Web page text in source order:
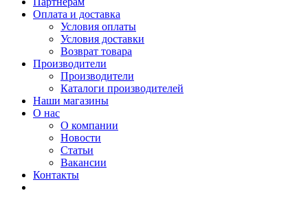
Оплата и доставка
Условия оплаты
Условия доставки
Возврат товара
Производители
Производители
Каталоги производителей
Наши магазины
О нас
О компании
Новости
Статьи
Вакансии
Контакты